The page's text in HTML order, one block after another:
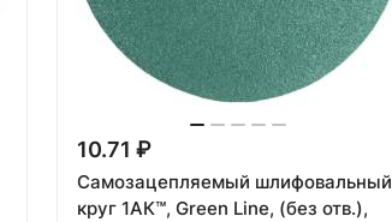
10.71 ₽
Самозацепляемый шлифовальный
круг 1АК™, Green Line, (без отв.),